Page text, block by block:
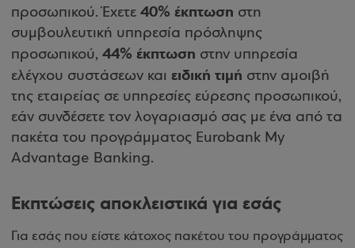
προσωπικού. Έχετε 40% έκπτωση στη
συμβουλευτική υπηρεσία πρόσληψης
προσωπικού, 44% έκπτωση στην υπηρεσία
ελέγχου συστάσεων και ειδική τιμή στην αμοιβή
της εταιρείας σε υπηρεσίες εύρεσης προσωπικού,
εάν συνδέσετε τον λογαριασμό σας με ένα από τα
πακέτα του προγράμματος Eurobank My
Advantage Banking.
Εκπτώσεις αποκλειστικά για εσάς
Για εσάς που είστε κάτοχος πακέτου του προγράμματος